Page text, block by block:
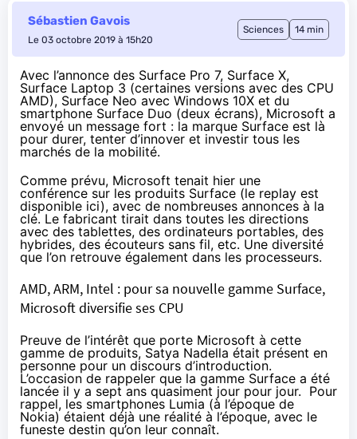
Sébastien Gavois
Le 03 octobre 2019 à 15h20
Sciences 14 min
Avec l’annonce des Surface Pro 7, Surface X,
Surface Laptop 3 (certaines versions avec des CPU
AMD), Surface Neo avec Windows 10X et du
smartphone Surface Duo (deux écrans), Microsoft a
envoyé un message fort : la marque Surface est là
pour durer, tenter d’innover et investir tous les
marchés de la mobilité.
Comme prévu, Microsoft tenait hier une
conférence sur les produits Surface (le replay est
disponible ici), avec de nombreuses annonces à la
clé. Le fabricant tirait dans toutes les directions
avec des tablettes, des ordinateurs portables, des
hybrides, des écouteurs sans fil, etc. Une diversité
que l’on retrouve également dans les processeurs.
AMD, ARM, Intel : pour sa nouvelle gamme Surface,
Microsoft diversifie ses CPU
Preuve de l’intérêt que porte Microsoft à cette
gamme de produits, Satya Nadella était présent en
personne pour un discours d’introduction.
L’occasion de rappeler que la gamme Surface a été
lancée il y a sept ans quasiment jour pour jour. Pour
rappel, les smartphones Lumia (à l’époque de
Nokia) étaient déjà une réalité à l’époque, avec le
funeste destin qu’on leur connaît.